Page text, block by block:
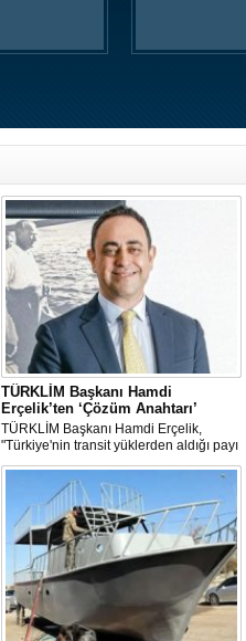
TÜRKLİM Başkanı Hamdi
Erçelik’ten ‘Çözüm Anahtarı’
TÜRKLİM Başkanı Hamdi Erçelik,
"Türkiye'nin transit yüklerden aldığı payı
artırmak için kamu-özel sektör
eşgüdümünü güçlendirmeli; liman,
demiryolu, kara yolu ve dijital altyapı
yatırımlarını bütüncül bir anlayışla
hayata geçirmeliyiz" dedi.